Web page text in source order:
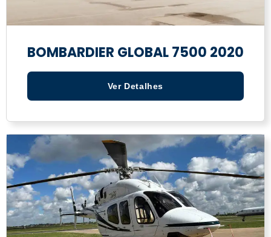
BOMBARDIER GLOBAL 7500 2020
Ver Detalhes